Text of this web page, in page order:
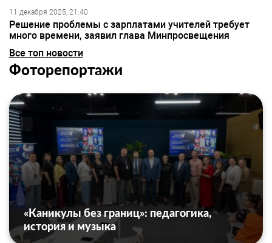
11 декабря 2025, 21:40
Решение проблемы с зарплатами учителей требует
много времени, заявил глава Минпросвещения
Все топ новости
Фоторепортажи
«Каникулы без границ»: педагогика,
история и музыка